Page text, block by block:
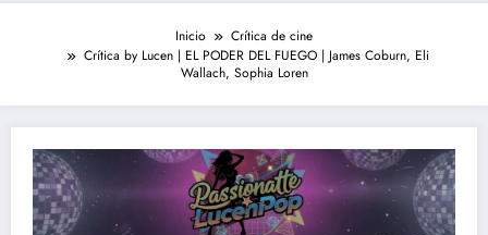
Inicio
Crítica de cine
Crítica by Lucen | EL PODER DEL FUEGO | James Coburn, Eli
Wallach, Sophia Loren